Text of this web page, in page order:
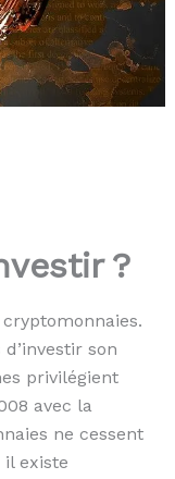
?
son
privilégient
avec la
ne cessent
il existe